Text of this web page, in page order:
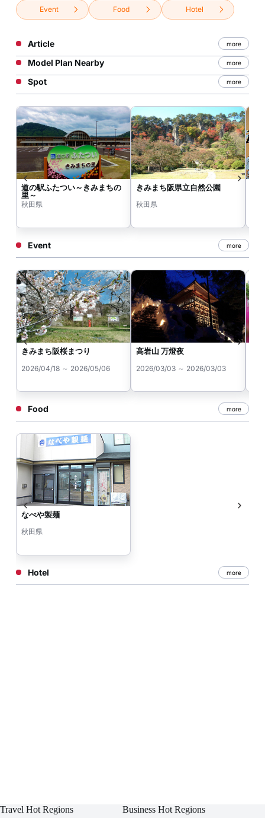
Event Food Hotel
Article more
Model Plan Nearby more
Spot more
道の駅ふたつい～きみまちの
里～
秋田県
きみまち阪県立自然公園
秋田県
Event more
きみまち阪桜まつり
2026/04/18 ～ 2026/05/06
高岩山 万燈夜
2026/03/03 ～ 2026/03/03
Food more
なべや製麺
秋田県
Hotel more
Travel Hot Regions Business Hot Regions